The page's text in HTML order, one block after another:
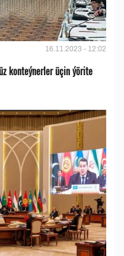
16.11.2023 - 12:02
konteýnerler üçin ýörite